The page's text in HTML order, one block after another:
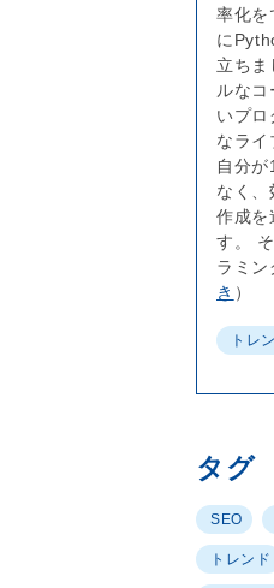
率化を
に
立ち
ルな
いプロ
なライ
自分
なく、
作成を
す。
ラミン
き ）
トレ
タグ
SEO
トレンド